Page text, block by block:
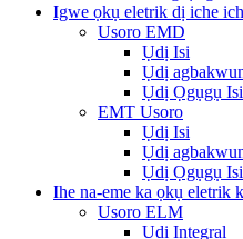
Igwe ọkụ eletrik dị iche
Usoro EMD
Ụdị Isi
Ụdị
Ụdị Ọgụgụ Isi
EMT Usoro
Ụdị Isi
Ụdị
Ụdị Ọgụgụ Isi
Ihe na-eme ka ọkụ eletrik
Usoro ELM
Ụdị Integral